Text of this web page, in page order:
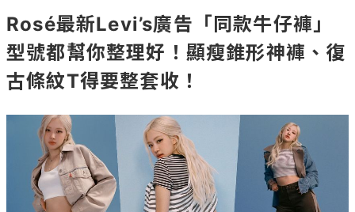
Rosé最新Levi’s廣告「同款牛仔褲」
型號都幫你整理好！顯瘦錐形神褲、復
古條紋T得要整套收！